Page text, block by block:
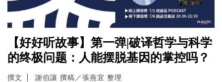
【好好听故事】第一弹|破译哲学与科学
的终极问题：人能摆脱基因的掌控吗？
撰文 謝伯讓 撰稿／張燕宜 整理